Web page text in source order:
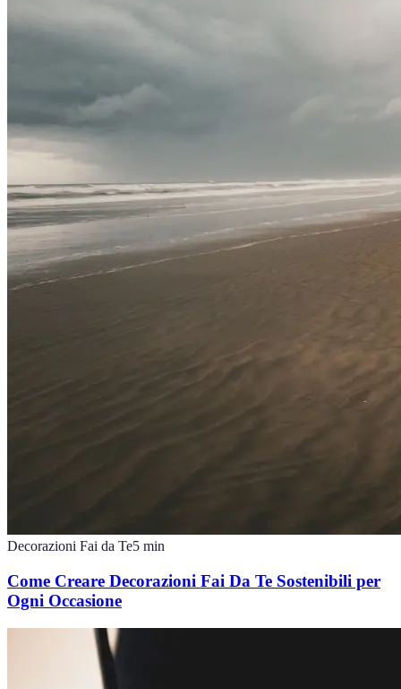
Decorazioni Fai da Te5 min
Come Creare Decorazioni Fai Da Te Sostenibili per
Ogni Occasione